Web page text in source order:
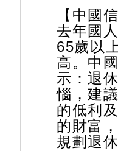
【中國
去年國
65歲以
高。中
示：退
惱，建
的低利
的財富
規劃退